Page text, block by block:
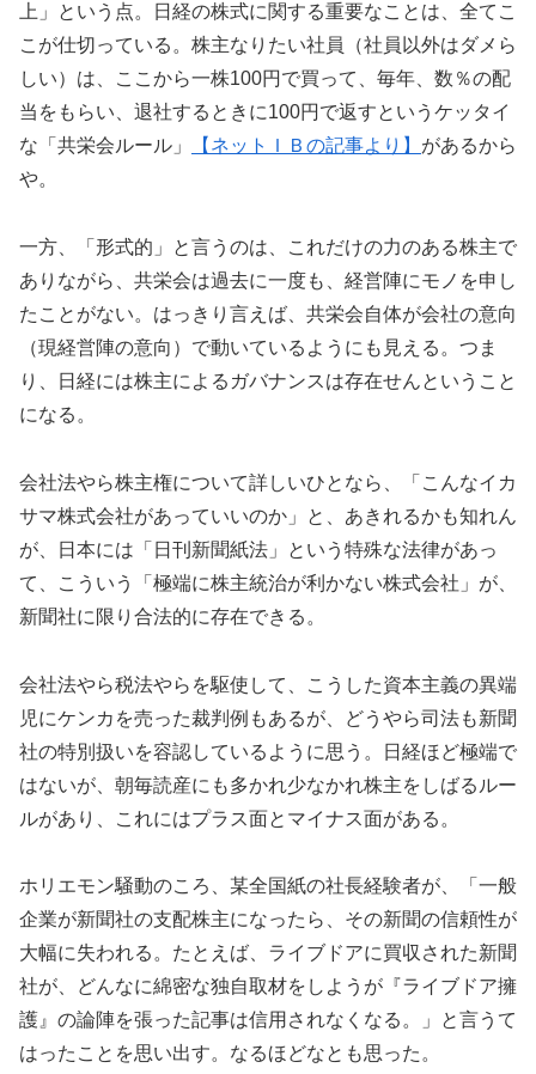
上」という点。日経の株式に関する重要なことは、全てこ
こが仕切っている。株主なりたい社員（社員以外はダメら
しい）は、ここから一株100円で買って、毎年、数％の配
当をもらい、退社するときに100円で返すというケッタイ
な「共栄会ルール」
【ネットＩＢの記事より】 があるから
や。
一方、「形式的」と言うのは、これだけの力のある株主で
ありながら、共栄会は過去に一度も、経営陣にモノを申し
たことがない。はっきり言えば、共栄会自体が会社の意向
（現経営陣の意向）で動いているようにも見える。つま
り、日経には株主によるガバナンスは存在せんということ
になる。
会社法やら株主権について詳しいひとなら、「こんなイカ
サマ株式会社があっていいのか」と、あきれるかも知れん
が、日本には「日刊新聞紙法」という特殊な法律があっ
て、こういう「極端に株主統治が利かない株式会社」が、
新聞社に限り合法的に存在できる。
会社法やら税法やらを駆使して、こうした資本主義の異端
児にケンカを売った裁判例もあるが、どうやら司法も新聞
社の特別扱いを容認しているように思う。日経ほど極端で
はないが、朝毎読産にも多かれ少なかれ株主をしばるルー
ルがあり、これにはプラス面とマイナス面がある。
ホリエモン騒動のころ、某全国紙の社長経験者が、「一般
企業が新聞社の支配株主になったら、その新聞の信頼性が
大幅に失われる。たとえば、ライブドアに買収された新聞
社が、どんなに綿密な独自取材をしようが『ライブドア擁
護』の論陣を張った記事は信用されなくなる。」と言うて
はったことを思い出す。なるほどなとも思った。